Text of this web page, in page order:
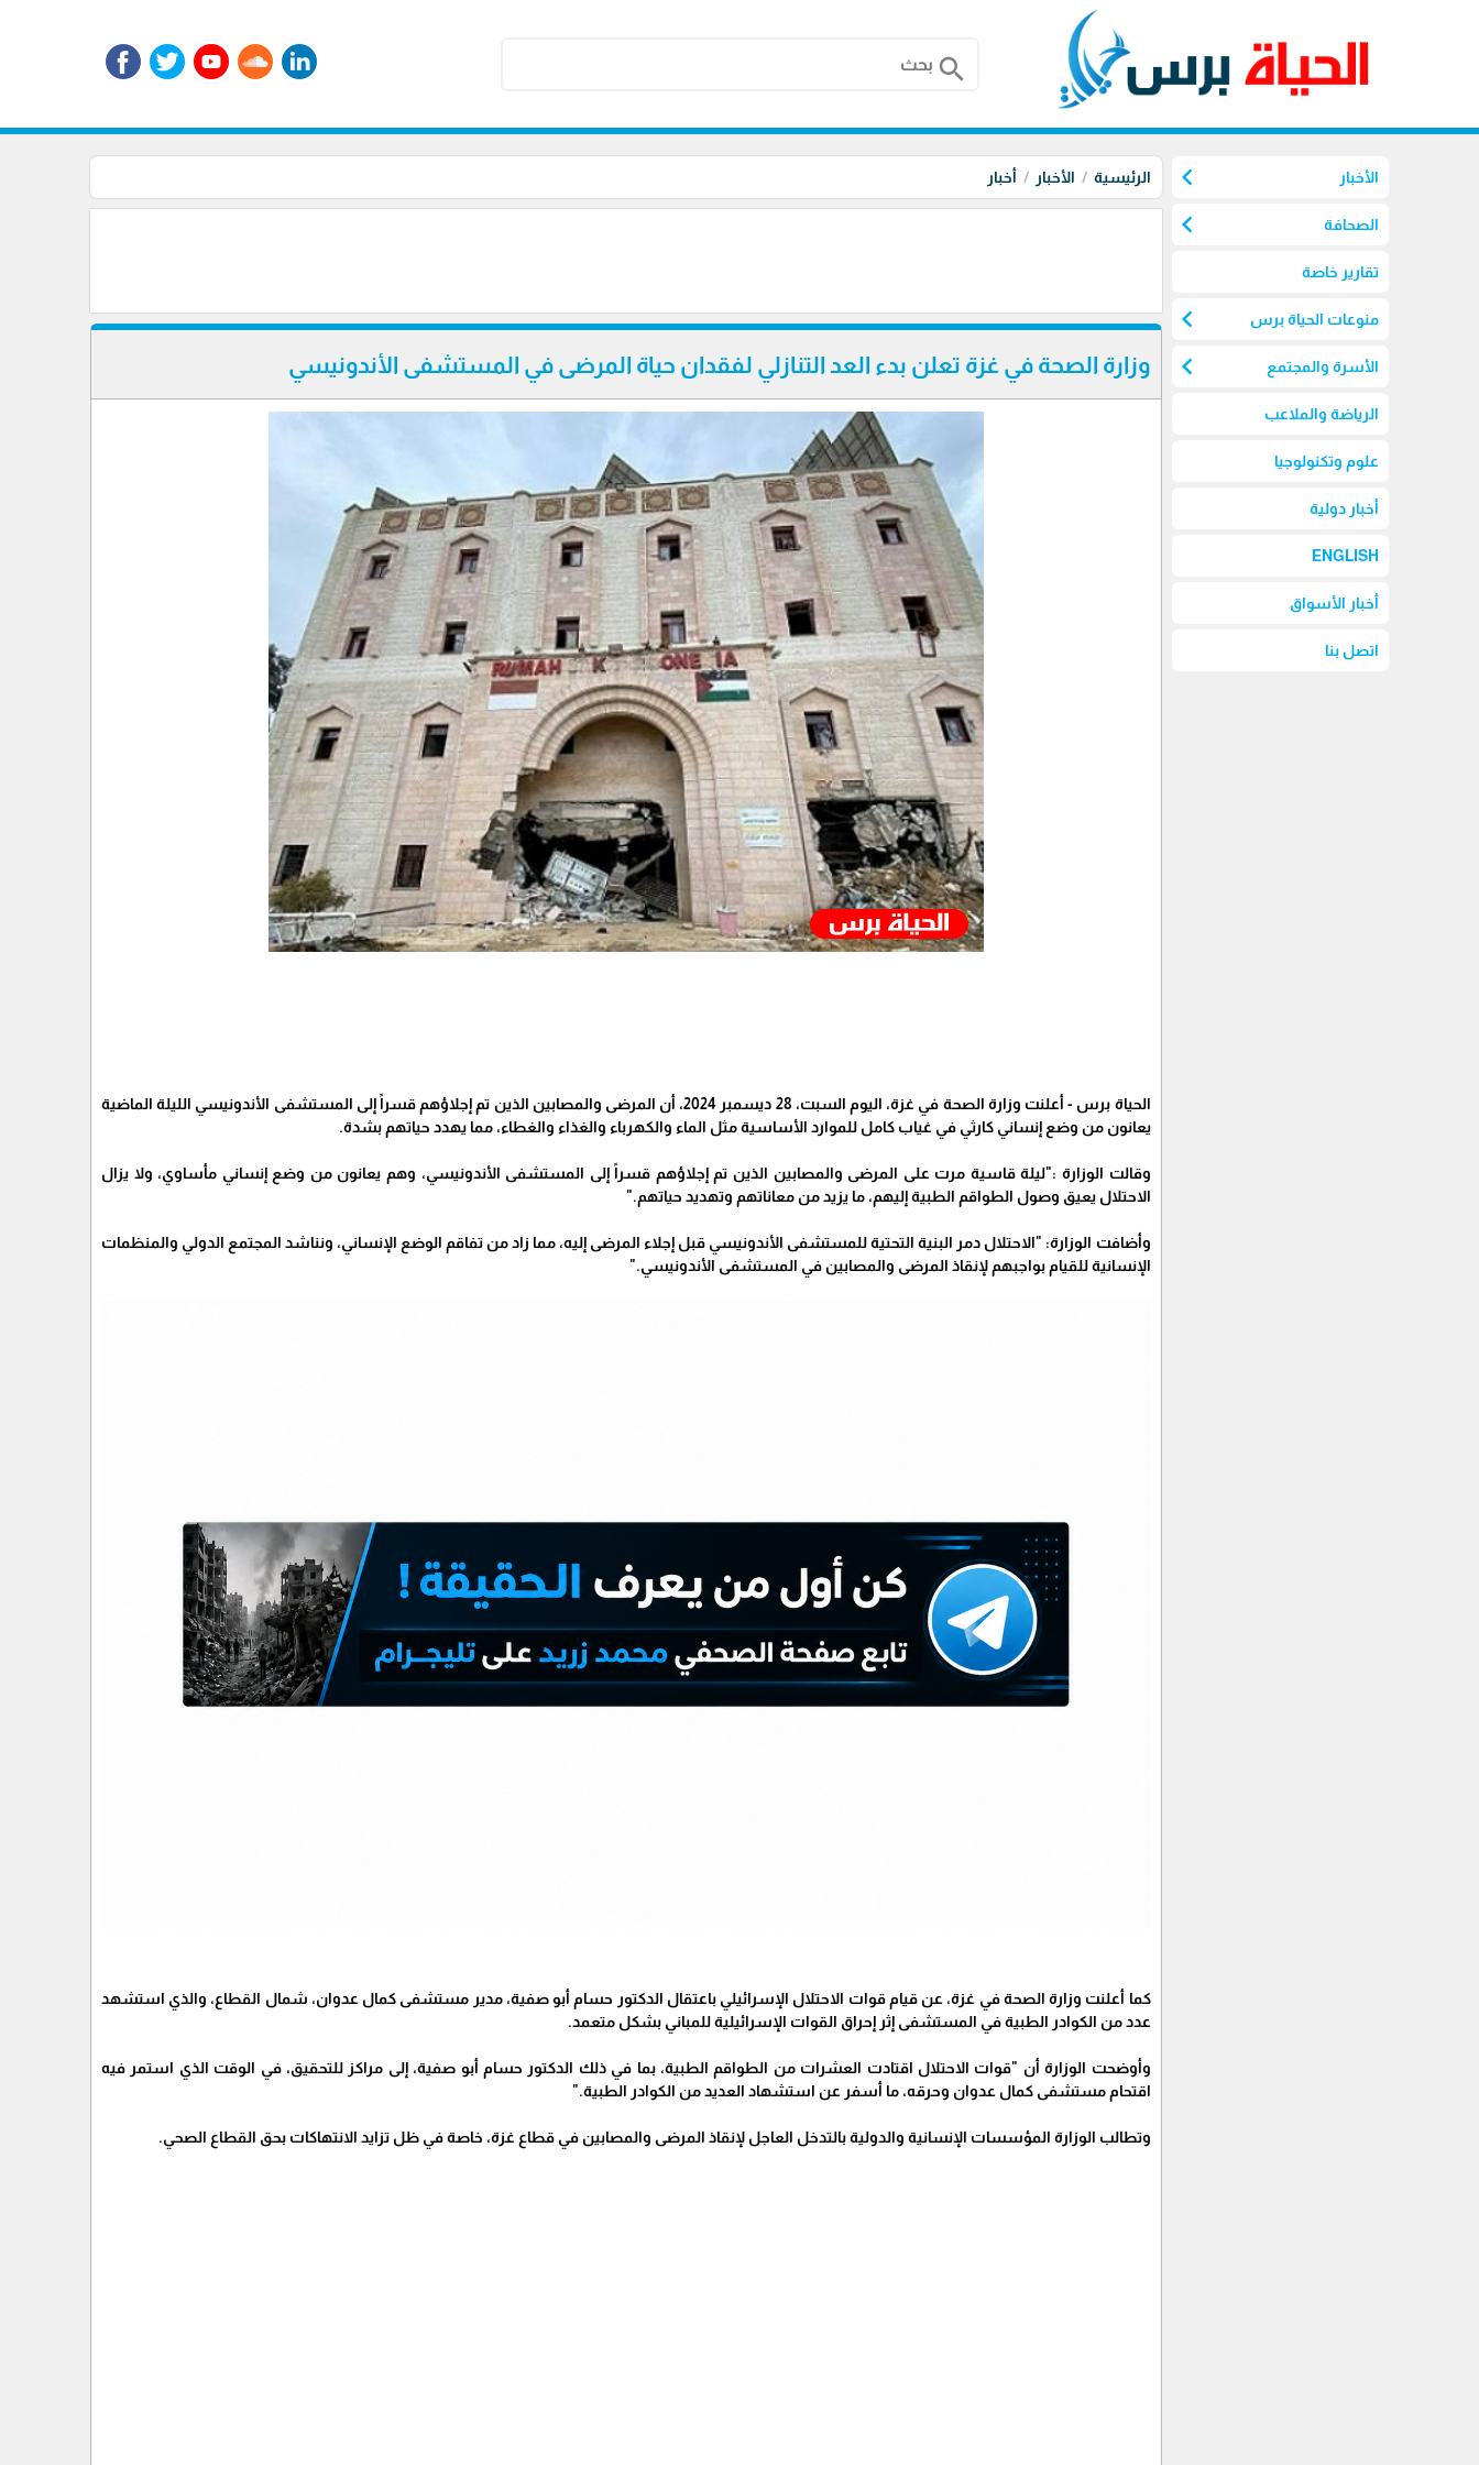
search
الأخبار chevron_left
الصحافة chevron_left
تقارير خاصة
منوعات الحياة برس chevron_left
الأسرة والمجتمع chevron_left
الرياضة والملاعب
علوم وتكنولوجيا
أخبار دولية
ENGLISH
أخبار الأسواق
اتصل بنا
الرئيسية الأخبار أخبار
وزارة الصحة في غزة تعلن بدء العد التنازلي لفقدان حياة المرضى في المستشفى الأندونيسي
الحياة برس - أعلنت وزارة الصحة في غزة، اليوم السبت، 28 ديسمبر 2024، أن المرضى والمصابين الذين تم إجلاؤهم قسراً إلى المستشفى الأندونيسي الليلة الماضية
يعانون من وضع إنساني كارثي في غياب كامل للموارد الأساسية مثل الماء والكهرباء والغذاء والغطاء، مما يهدد حياتهم بشدة.
وقالت الوزارة :"ليلة قاسية مرت على المرضى والمصابين الذين تم إجلاؤهم قسراً إلى المستشفى الأندونيسي، وهم يعانون من وضع إنساني مأساوي، ولا يزال
الاحتلال يعيق وصول الطواقم الطبية إليهم، ما يزيد من معاناتهم وتهديد حياتهم."
وأضافت الوزارة: "الاحتلال دمر البنية التحتية للمستشفى الأندونيسي قبل إجلاء المرضى إليه، مما زاد من تفاقم الوضع الإنساني، ونناشد المجتمع الدولي والمنظمات
الإنسانية للقيام بواجبهم لإنقاذ المرضى والمصابين في المستشفى الأندونيسي."
كما أعلنت وزارة الصحة في غزة، عن قيام قوات الاحتلال الإسرائيلي باعتقال الدكتور حسام أبو صفية، مدير مستشفى كمال عدوان، شمال القطاع، والذي استشهد
عدد من الكوادر الطبية في المستشفى إثر إحراق القوات الإسرائيلية للمباني بشكل متعمد.
وأوضحت الوزارة أن "قوات الاحتلال اقتادت العشرات من الطواقم الطبية، بما في ذلك الدكتور حسام أبو صفية، إلى مراكز للتحقيق، في الوقت الذي استمر فيه
اقتحام مستشفى كمال عدوان وحرقه، ما أسفر عن استشهاد العديد من الكوادر الطبية."
وتطالب الوزارة المؤسسات الإنسانية والدولية بالتدخل العاجل لإنقاذ المرضى والمصابين في قطاع غزة، خاصة في ظل تزايد الانتهاكات بحق القطاع الصحي.